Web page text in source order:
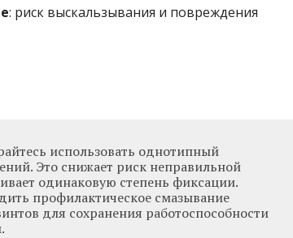
: риск выскальзывания и повреждения
использовать однотипный
Это снижает риск неправильной
одинаковую степень фиксации.
профилактическое смазывание
для сохранения работоспособности